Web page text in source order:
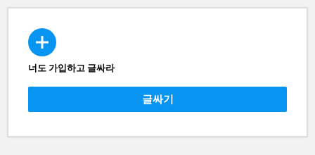
CREATE
너도 가입하고 글싸라
글싸기